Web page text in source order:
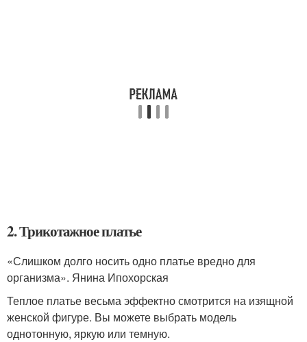
2. Трикотажное платье
«Слишком долго носить одно платье вредно для
организма». Янина Ипохорская
Теплое платье весьма эффектно смотрится на изящной
женской фигуре. Вы можете выбрать модель
однотонную, яркую или темную.